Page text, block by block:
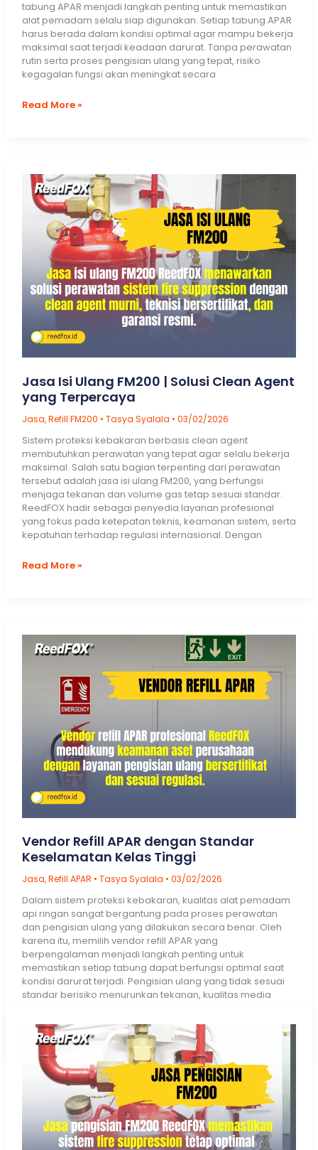
tabung APAR menjadi langkah penting untuk memastikan
alat pemadam selalu siap digunakan. Setiap tabung APAR
harus berada dalam kondisi optimal agar mampu bekerja
maksimal saat terjadi keadaan darurat. Tanpa perawatan
rutin serta proses pengisian ulang yang tepat, risiko
kegagalan fungsi akan meningkat secara
Butuh
Pilih
Layanan
Resmi
ReedFOX
Read More »
Jasa Isi Ulang FM200 | Solusi Clean Agent
yang Terpercaya
Jasa,Refill FM200 • Tasya Syalala • 03/02/2026
Sistem proteksi kebakaran berbasis clean agent
membutuhkan perawatan yang tepat agar selalu bekerja
maksimal. Salah satu bagian terpenting dari perawatan
tersebut adalah jasa isi ulang FM200, yang berfungsi
menjaga tekanan dan volume gas tetap sesuai standar.
ReedFOX hadir sebagai penyedia layanan profesional
yang fokus pada ketepatan teknis, keamanan sistem, serta
kepatuhan terhadap regulasi internasional. Dengan
Jasa
Solusi
Clean
Agent
Terpercaya
Read More »
Vendor Refill APAR dengan Standar
Keselamatan Kelas Tinggi
Jasa,Refill APAR • Tasya Syalala • 03/02/2026
Dalam sistem proteksi kebakaran, kualitas alat pemadam
api ringan sangat bergantung pada proses perawatan
dan pengisian ulang yang dilakukan secara benar. Oleh
karena itu, memilih vendor refill APAR yang
berpengalaman menjadi langkah penting untuk
memastikan setiap tabung dapat berfungsi optimal saat
kondisi darurat terjadi. Pengisian ulang yang tidak sesuai
standar berisiko menurunkan tekanan, kualitas media
Vendor
Refill
APAR
dengan
Standar
Keselamatan
Tinggi
Read More »